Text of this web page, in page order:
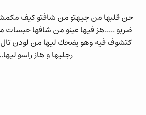
حن قلبها من جيهتو من شافتو كيف
ضربو .....هز فيها عينو من شافها حبسات
كتشوف فيه وهو يضحك ليها من لودن
رجليها و هاز راسو